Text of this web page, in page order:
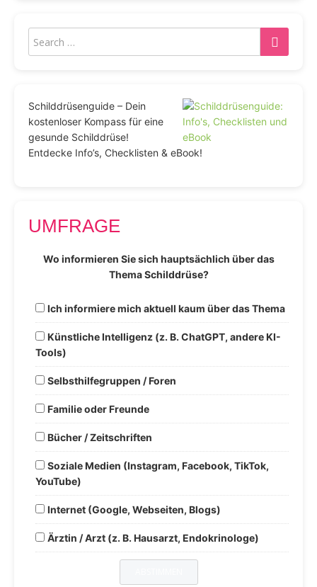
Schilddrüsenguide – Dein
kostenloser Kompass für eine
gesunde Schilddrüse!
Entdecke Info’s, Checklisten & eBook!
UMFRAGE
Wo informieren Sie sich hauptsächlich über das
Thema Schilddrüse?
Ich informiere mich aktuell kaum über das Thema
Künstliche Intelligenz (z. B. ChatGPT, andere KI-
Tools)
Selbsthilfegruppen / Foren
Familie oder Freunde
Bücher / Zeitschriften
Soziale Medien (Instagram, Facebook, TikTok,
YouTube)
Internet (Google, Webseiten, Blogs)
Ärztin / Arzt (z. B. Hausarzt, Endokrinologe)